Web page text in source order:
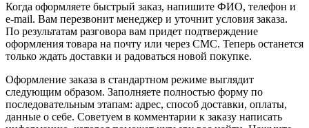
Когда оформляете быстрый заказ, напишите ФИО, телефон и
e-mail. Вам перезвонит менеджер и уточнит условия заказа.
По результатам разговора вам придет подтверждение
оформления товара на почту или через СМС. Теперь останется
только ждать доставки и радоваться новой покупке.
Оформление заказа в стандартном режиме выглядит
следующим образом. Заполняете полностью форму по
последовательным этапам: адрес, способ доставки, оплаты,
данные о себе. Советуем в комментарии к заказу написать